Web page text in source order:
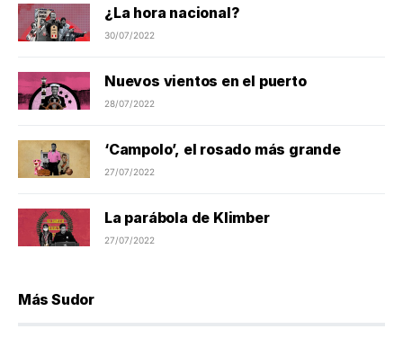
¿La hora nacional?
30/07/2022
Nuevos vientos en el puerto
28/07/2022
‘Campolo’, el rosado más grande
27/07/2022
La parábola de Klimber
27/07/2022
Más Sudor